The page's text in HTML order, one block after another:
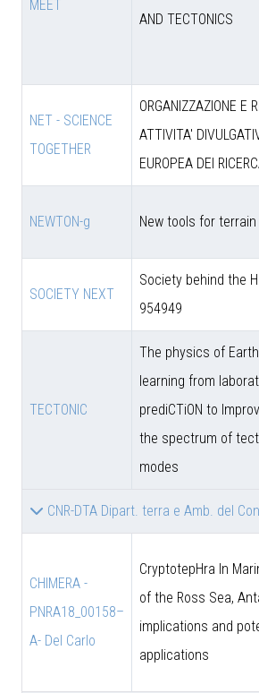
MEET
AND TECTONICS
NET - SCIENCE
TOGETHER
ORGANIZZAZIONE E
ATTIVITA'
EUROPEA DEI
NEWTON-g New tools for
SOCIETY NEXT
Society behind the
954949
TECTONIC
The physics of
learning from
prediCTiON to
the spectrum of
modes
CNR-DTA Dipart. terra e Amb. del
CHIMERA -
PNRA18_00158–
A- Del Carlo
CryptotepHra In
of the Ross Sea,
implications and
applications